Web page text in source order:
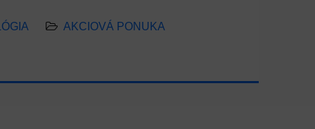
AKCIOVÁ PONUKA